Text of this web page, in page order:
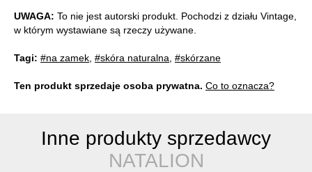
UWAGA: To nie jest autorski produkt. Pochodzi z działu Vintage,
w którym wystawiane są rzeczy używane.
Tagi: #na zamek #skóra naturalna #skórzane
Ten produkt sprzedaje osoba prywatna. Co to oznacza?
Inne produkty sprzedawcy
NATALION